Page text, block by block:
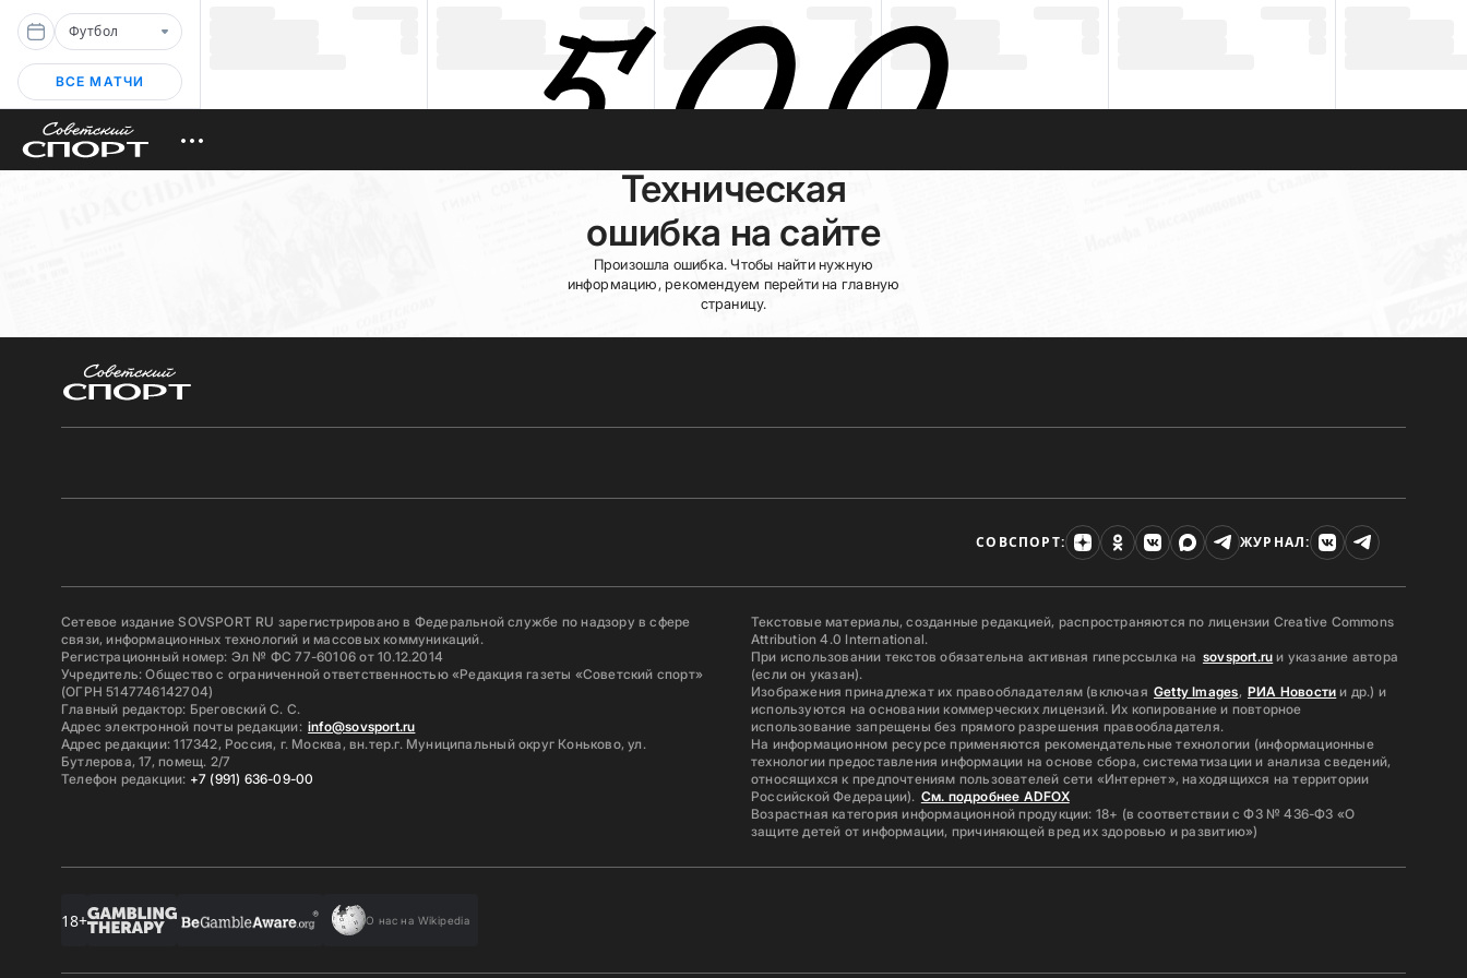
Футбол
ВСЕ МАТЧИ
Техническая
ошибка на сайте
Произошла ошибка. Чтобы найти нужную
информацию, рекомендуем перейти на главную
страницу.
СОВСПОРТ: ЖУРНАЛ:
Сетевое издание SOVSPORT RU зарегистрировано в Федеральной службе по надзору в сфере
связи, информационных технологий и массовых коммуникаций.
Регистрационный номер: Эл № ФС 77-60106 от 10.12.2014
Учредитель: Общество с ограниченной ответственностью «Редакция газеты «Советский спорт»
(ОГРН 5147746142704)
Главный редактор: Бреговский С. С.
Адрес электронной почты редакции: info@sovsport.ru
Адрес редакции: 117342, Россия, г. Москва, вн.тер.г. Муниципальный округ Коньково, ул.
Бутлерова, 17, помещ. 2/7
Телефон редакции: +7 (991) 636-09-00
Текстовые материалы, созданные редакцией, распространяются по лицензии Creative Commons
Attribution 4.0 International.
При использовании текстов обязательна активная гиперссылка на sovsport.ru и указание автора
(если он указан).
Изображения принадлежат их правообладателям (включая Getty Images, РИА Новости и др.) и
используются на основании коммерческих лицензий. Их копирование и повторное
использование запрещены без прямого разрешения правообладателя.
На информационном ресурсе применяются рекомендательные технологии (информационные
технологии предоставления информации на основе сбора, систематизации и анализа сведений,
относящихся к предпочтениям пользователей сети «Интернет», находящихся на территории
Российской Федерации). См. подробнее ADFOX
Возрастная категория информационной продукции: 18+ (в соответствии с ФЗ № 436-ФЗ «О
защите детей от информации, причиняющей вред их здоровью и развитию»)
18+ О нас на Wikipedia